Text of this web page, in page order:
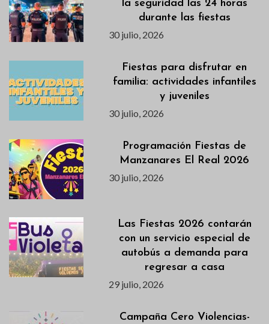
la seguridad las 24 horas
durante las fiestas
30 julio, 2026
Fiestas para disfrutar en
familia: actividades infantiles
y juveniles
30 julio, 2026
Programación Fiestas de
Manzanares El Real 2026
30 julio, 2026
Las Fiestas 2026 contarán
con un servicio especial de
autobús a demanda para
regresar a casa
29 julio, 2026
Campaña Cero Violencias-